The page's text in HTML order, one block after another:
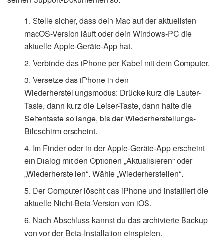
Stelle sicher, dass dein Mac auf der aktuellsten
macOS-Version läuft oder dein Windows-PC die
aktuelle Apple-Geräte-App hat.
Verbinde das iPhone per Kabel mit dem Computer.
Versetze das iPhone in den
Wiederherstellungsmodus: Drücke kurz die Lauter-
Taste, dann kurz die Leiser-Taste, dann halte die
Seitentaste so lange, bis der Wiederherstellungs-
Bildschirm erscheint.
Im Finder oder in der Apple-Geräte-App erscheint
ein Dialog mit den Optionen „Aktualisieren“ oder
„Wiederherstellen“. Wähle „Wiederherstellen“.
Der Computer löscht das iPhone und installiert die
aktuelle Nicht-Beta-Version von iOS.
Nach Abschluss kannst du das archivierte Backup
von vor der Beta-Installation einspielen.